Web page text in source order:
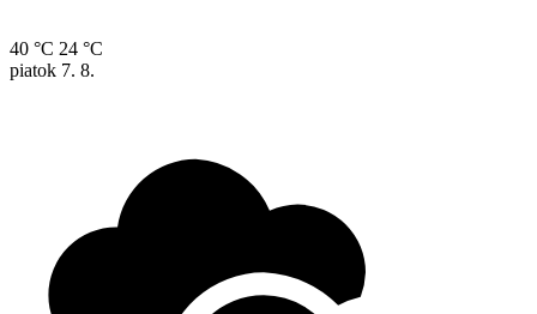
40 °C 24 °C
piatok 7. 8.